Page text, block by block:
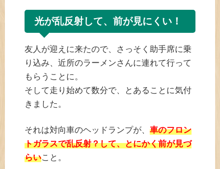
光が乱反射して、前が見にくい！
友人が迎えに来たので、さっそく助手席に乗
り込み、近所のラーメンさんに連れて行って
もらうことに。
そして走り始めて数分で、とあることに気付
きました。
それは対向車のヘッドランプが、 車のフロン
トガラスで乱反射？して、とにかく前が見づ
らいこと。